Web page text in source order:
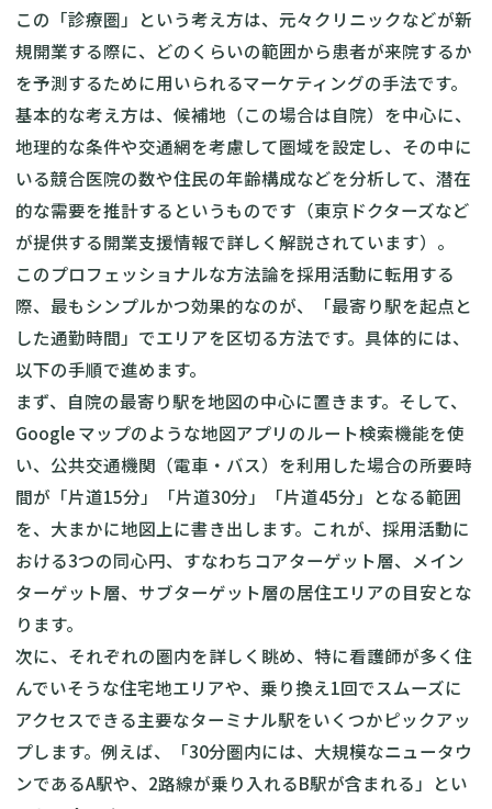
この「診療圏」という考え方は、元々クリニックなどが新
規開業する際に、どのくらいの範囲から患者が来院するか
を予測するために用いられるマーケティングの手法です。
基本的な考え方は、候補地（この場合は自院）を中心に、
地理的な条件や交通網を考慮して圏域を設定し、その中に
いる競合医院の数や住民の年齢構成などを分析して、潜在
的な需要を推計するというものです（東京ドクターズなど
が提供する開業支援情報で詳しく解説されています）。
このプロフェッショナルな方法論を採用活動に転用する
際、最もシンプルかつ効果的なのが、「最寄り駅を起点と
した通勤時間」でエリアを区切る方法です。具体的には、
以下の手順で進めます。
まず、自院の最寄り駅を地図の中心に置きます。そして、
Google マップのような地図アプリのルート検索機能を使
い、公共交通機関（電車・バス）を利用した場合の所要時
間が「片道15分」「片道30分」「片道45分」となる範囲
を、大まかに地図上に書き出します。これが、採用活動に
おける3つの同心円、すなわちコアターゲット層、メイン
ターゲット層、サブターゲット層の居住エリアの目安とな
ります。
次に、それぞれの圏内を詳しく眺め、特に看護師が多く住
んでいそうな住宅地エリアや、乗り換え1回でスムーズに
アクセスできる主要なターミナル駅をいくつかピックアッ
プします。例えば、「30分圏内には、大規模なニュータウ
ンであるA駅や、2路線が乗り入れるB駅が含まれる」とい